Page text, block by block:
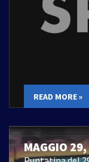
READ MORE »
MAGGIO